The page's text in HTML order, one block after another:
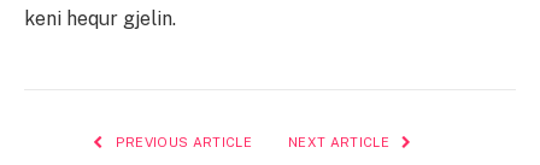
keni hequr gjelin.
PREVIOUS ARTICLE NEXT ARTICLE